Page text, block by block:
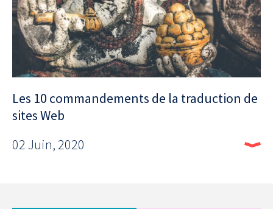
Les 10 commandements de la traduction de
sites Web
02 Juin, 2020